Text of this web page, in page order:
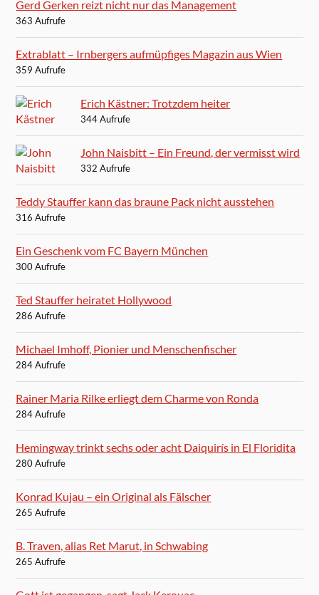
Gerd Gerken reizt nicht nur das Management
363 Aufrufe
Extrablatt – Irnbergers aufmüpfiges Magazin aus Wien
359 Aufrufe
Erich Kästner: Trotzdem heiter
344 Aufrufe
John Naisbitt – Ein Freund, der vermisst wird
332 Aufrufe
Teddy Stauffer kann das braune Pack nicht ausstehen
316 Aufrufe
Ein Geschenk vom FC Bayern München
300 Aufrufe
Ted Stauffer heiratet Hollywood
286 Aufrufe
Michael Imhoff, Pionier und Menschenfischer
284 Aufrufe
Rainer Maria Rilke erliegt dem Charme von Ronda
284 Aufrufe
Hemingway trinkt sechs oder acht Daiquirís in El Floridita
280 Aufrufe
Konrad Kujau – ein Original als Fälscher
265 Aufrufe
B. Traven, alias Ret Marut, in Schwabing
265 Aufrufe